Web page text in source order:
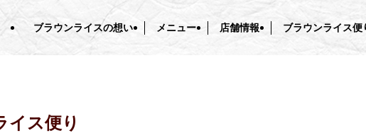
ブラウンライスの想い メニュー 店舗情報 ブラウンライス便
イス便り